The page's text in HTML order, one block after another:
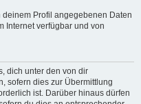
Profil angegebenen Daten
Internet verfügbar und von
dich unter den von dir
sofern dies zur Übermittlung
ist. Darüber hinaus dürfen